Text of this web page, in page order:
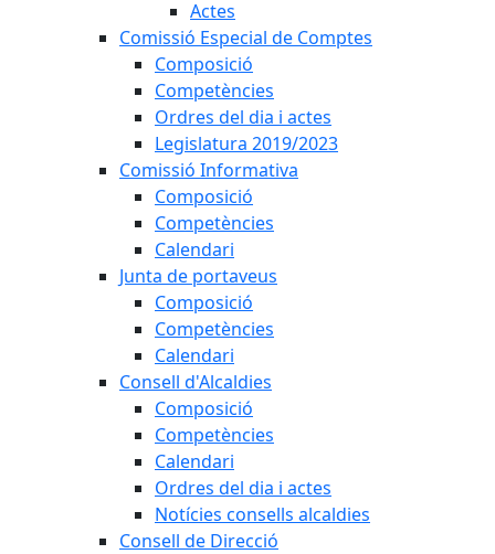
Actes
Comissió Especial de Comptes
Composició
Competències
Ordres del dia i actes
Legislatura 2019/2023
Comissió Informativa
Composició
Competències
Calendari
Junta de portaveus
Composició
Competències
Calendari
Consell d'Alcaldies
Composició
Competències
Calendari
Ordres del dia i actes
Notícies consells alcaldies
Consell de Direcció